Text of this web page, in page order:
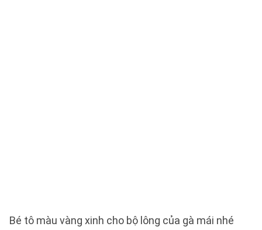
Bé tô màu vàng xinh cho bộ lông của gà mái nhé